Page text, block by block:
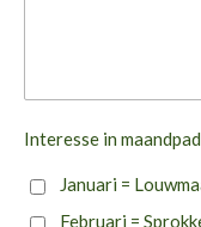
Interesse in
Januari =
Februari =